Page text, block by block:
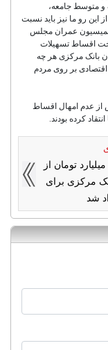
و متوسط جامعه،
این رو ما نیز باید نسبت
کمیسیون عمران مجلس
اقساط تسهیلات
بانک مرکزی هر چه
بر روی مردم
عدم امهال اقساط
کرده بودند.
میلیارد تومان از
مرکزی برای
شد